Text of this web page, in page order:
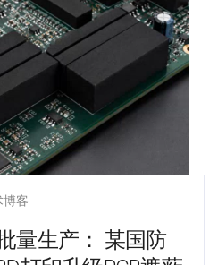
博客
量生产： 某国防